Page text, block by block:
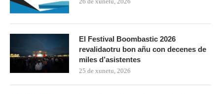
El Festival Boombastic 2026
revalidaotru bon añu con decenes de
miles d’asistentes
25 de xunetu, 2026